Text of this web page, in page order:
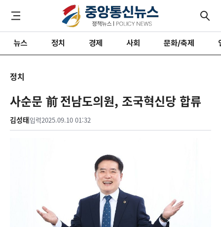
뉴스 정치 경제 사회 문화/축제
정치
사순문 前 전남도의원, 조국혁신당 합류
김성태입력2025.09.10 01:32